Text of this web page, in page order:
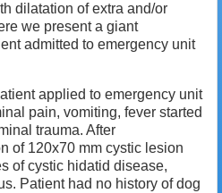
dilatation of extra and/or
we present a giant
admitted to emergency unit
applied to emergency unit
pain, vomiting, fever started
trauma. After
of 120x70 mm cystic lesion
of cystic hidatid disease,
Patient had no history of dog